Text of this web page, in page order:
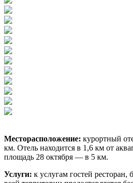
Месторасположение: курортный
км. Отель находится в 1,6 км от
площадь 28 октября — в 5 км.
Услуги: к услугам гостей